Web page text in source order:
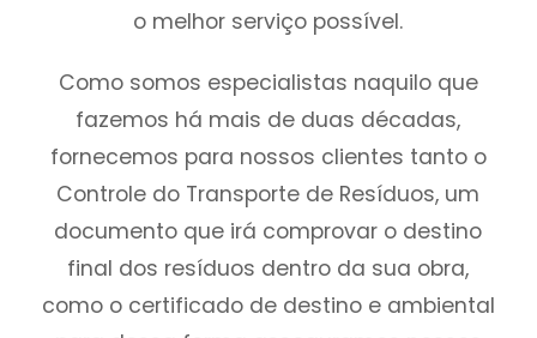
o melhor serviço possível.
Como somos especialistas naquilo que
fazemos há mais de duas décadas,
fornecemos para nossos clientes tanto o
Controle do Transporte de Resíduos, um
documento que irá comprovar o destino
final dos resíduos dentro da sua obra,
como o certificado de destino e ambiental